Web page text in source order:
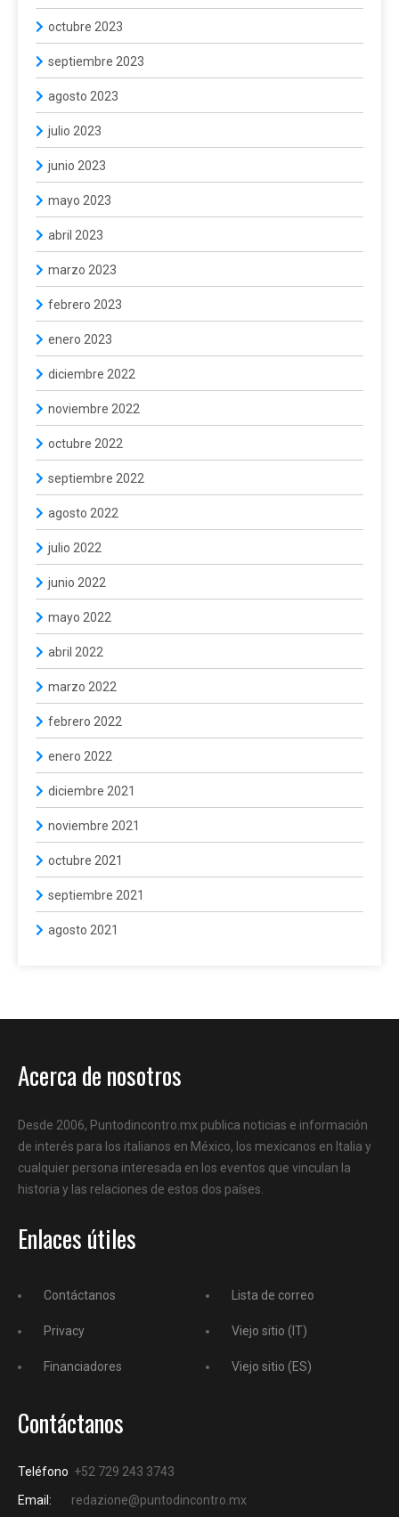
octubre 2023
septiembre 2023
agosto 2023
julio 2023
junio 2023
mayo 2023
abril 2023
marzo 2023
febrero 2023
enero 2023
diciembre 2022
noviembre 2022
octubre 2022
septiembre 2022
agosto 2022
julio 2022
junio 2022
mayo 2022
abril 2022
marzo 2022
febrero 2022
enero 2022
diciembre 2021
noviembre 2021
octubre 2021
septiembre 2021
agosto 2021
Acerca de nosotros
Desde 2006, Puntodincontro.mx publica noticias e información
de interés para los italianos en México, los mexicanos en Italia y
cualquier persona interesada en los eventos que vinculan la
historia y las relaciones de estos dos países.
Enlaces útiles
Contáctanos
Privacy
Financiadores
Lista de correo
Viejo sitio (IT)
Viejo sitio (ES)
Contáctanos
Teléfono +52 729 243 3743
Email:
redazione@puntodincontro.mx